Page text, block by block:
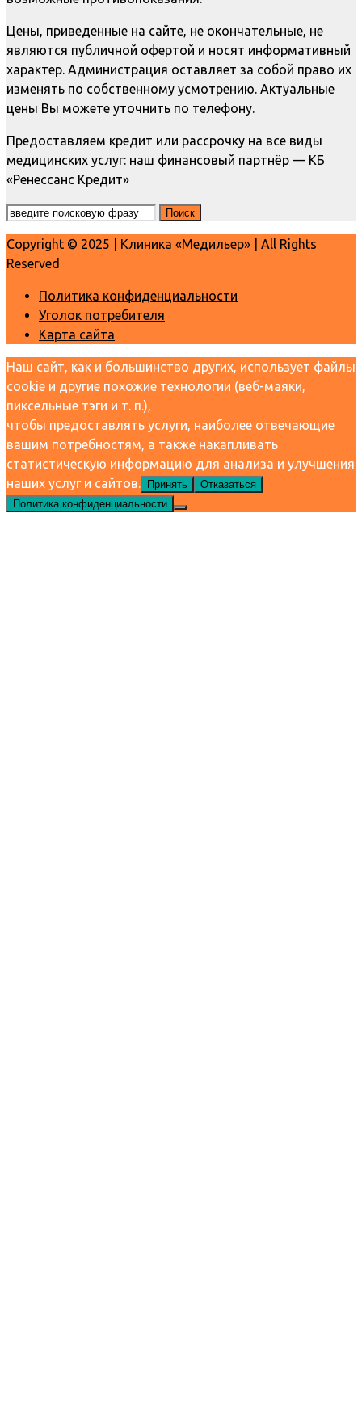
Цены, приведенные на сайте, не окончательные, не
являются публичной офертой и носят информативный
характер. Администрация оставляет за собой право их
изменять по собственному усмотрению. Актуальные
цены Вы можете уточнить по телефону.
Предоставляем кредит или рассрочку на все виды
медицинских услуг: наш финансовый партнёр — КБ
«Ренессанс Кредит»
Copyright © 2025 | Клиника «Медильер» | All Rights
Reserved
Политика конфиденциальности
Уголок потребителя
Карта сайта
Наш сайт, как и большинство других, использует файлы
cookie и другие похожие технологии (веб-маяки,
пиксельные тэги и т. п.),
чтобы предоставлять услуги, наиболее отвечающие
вашим потребностям, а также накапливать
статистическую информацию для анализа и улучшения
наших услуг и сайтов.
Принять
Отказаться
Политика конфиденциальности